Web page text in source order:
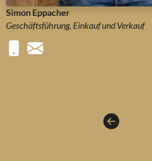
Simon Eppacher
Geschäftsführung, Einkauf und Verkauf